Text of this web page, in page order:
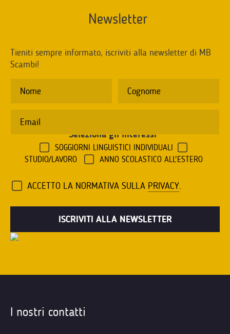
Newsletter
Tieniti sempre informato, iscriviti alla newsletter di MB
Scambi!
Seleziona gli interessi
SOGGIORNI LINGUISTICI INDIVIDUALI
STUDIO/LAVORO
ANNO SCOLASTICO ALL'ESTERO
ACCETTO LA NORMATIVA SULLA PRIVACY.
I nostri contatti